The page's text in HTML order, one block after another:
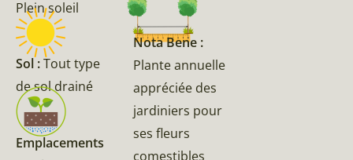
Plein soleil
Sol :Tout type
de sol drainé
Emplacements
Nota Bene :
Plante annuelle
appréciée des
jardiniers pour
ses fleurs
comestibles